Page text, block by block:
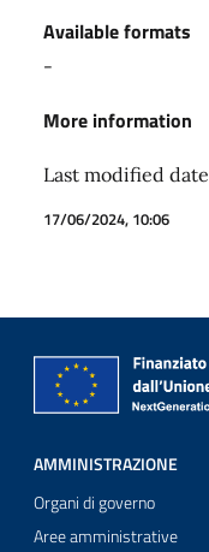
Available formats
-
More information
Last modified date
17/06/2024, 10:06
AMMINISTRAZIONE
Organi di governo
Aree amministrative